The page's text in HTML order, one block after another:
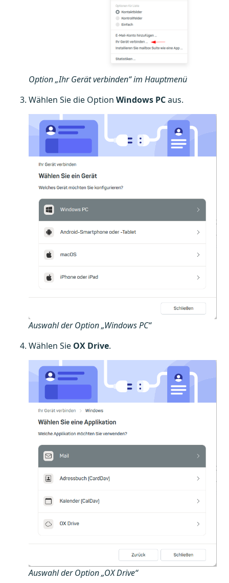
Option „Ihr Gerät verbinden“ im Hauptmenü
Wählen Sie die Option Windows PCaus.
Auswahl der Option „Windows PC“
Wählen Sie OX Drive.
Auswahl der Option „OX Drive“